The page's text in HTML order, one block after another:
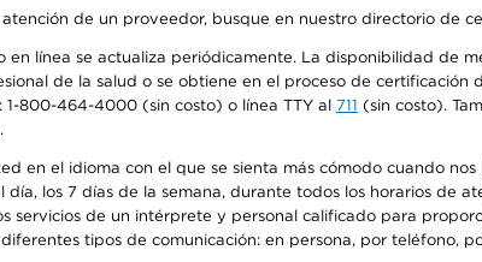
de un proveedor, busque en nuestro directorio de
en línea se actualiza periódicamente. La disponibilidad de
de la salud o se obtiene en el proceso de
800-464-4000 (sin costo) o línea TTY al 711 (sin costo).
en el idioma con el que se sienta más cómodo cuando
día, los 7 días de la semana, durante todos los horarios de
servicios de un intérprete y personal calificado para
tipos de comunicación: en persona, por teléfono,